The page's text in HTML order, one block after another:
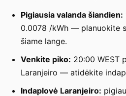
Pigiausia valanda šiandien:
0.0078 /kWh — planuokite
šiame lange.
Venkite piko: 20:00 WEST
Laranjeiro — atidėkite
Indaplovė Laranjeiro: